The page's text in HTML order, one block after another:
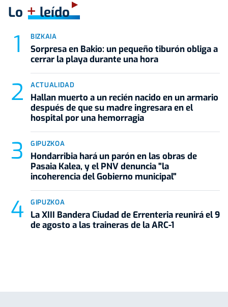
Lo +leído
BIZKAIA
Sorpresa en Bakio: un pequeño tiburón obliga a
cerrar la playa durante una hora
ACTUALIDAD
Hallan muerto a un recién nacido en un armario
después de que su madre ingresara en el
hospital por una hemorragia
GIPUZKOA
Hondarribia hará un parón en las obras de
Pasaia Kalea, y el PNV denuncia "la
incoherencia del Gobierno municipal"
GIPUZKOA
La XIII Bandera Ciudad de Errenteria reunirá el 9
de agosto a las traineras de la ARC-1